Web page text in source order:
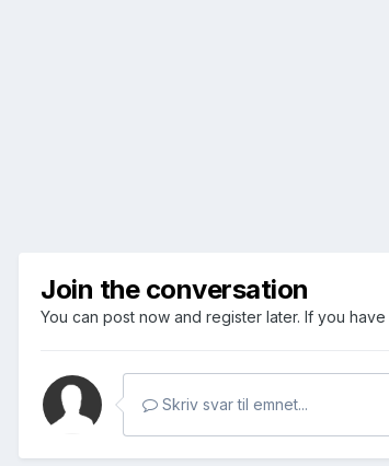
Join the conversation
You can post now and register later. If you have
Skriv svar til emnet...